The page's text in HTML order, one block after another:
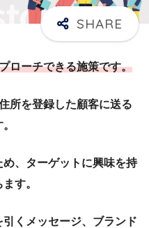
ローチできる施策です。
所を登録した顧客に送る
、ターゲットに興味を持
す。
くメッセージ、ブランド